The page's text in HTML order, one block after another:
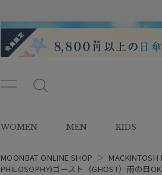
ン
ュ
ー
タ
ン
WOMEN MEN KIDS
MOONBAT ONLINE SHOP ＞ MACKINTOSH
PHILOSOPHY)ゴースト（GHOST）雨の日